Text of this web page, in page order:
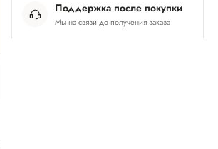
Поддержка после покупки
Мы на связи до получения заказа